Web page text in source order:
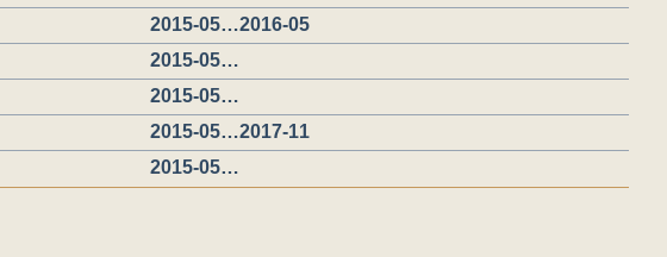
2015-05…2016-05
2015-05…
2015-05…
2015-05…2017-11
2015-05…